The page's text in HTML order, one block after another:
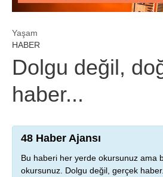
Yaşam
HABER
Dolgu değil,
haber...
48 Haber Ajansı
Bu haberi her yerde okursunuz ama
okursunuz. Dolgu değil, gerçek